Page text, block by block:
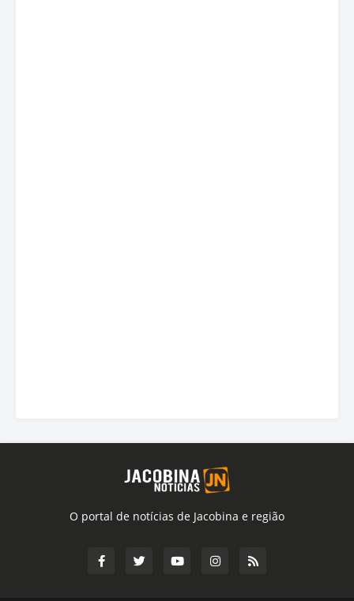
O portal de notícias de Jacobina e região